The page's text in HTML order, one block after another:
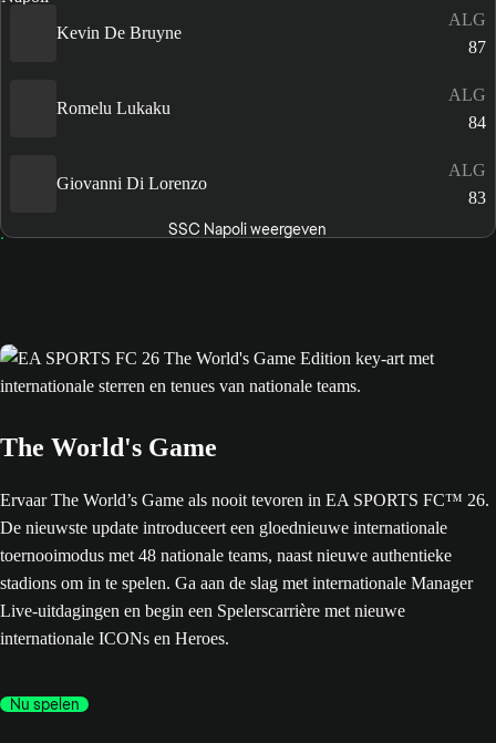
Kevin De Bruyne
ALG
87
Romelu Lukaku
ALG
84
Giovanni Di Lorenzo
ALG
83
SSC Napoli weergeven
The World's Game
Ervaar The World’s Game als nooit tevoren in EA SPORTS FC™ 26.
De nieuwste update introduceert een gloednieuwe internationale
toernooimodus met 48 nationale teams, naast nieuwe authentieke
stadions om in te spelen. Ga aan de slag met internationale Manager
Live-uitdagingen en begin een Spelerscarrière met nieuwe
internationale ICONs en Heroes.
Nu spelen